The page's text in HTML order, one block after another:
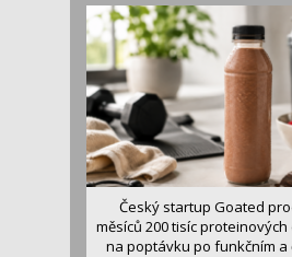
Český startup Goated
měsíců 200 tisíc
na poptávku po funkčním a